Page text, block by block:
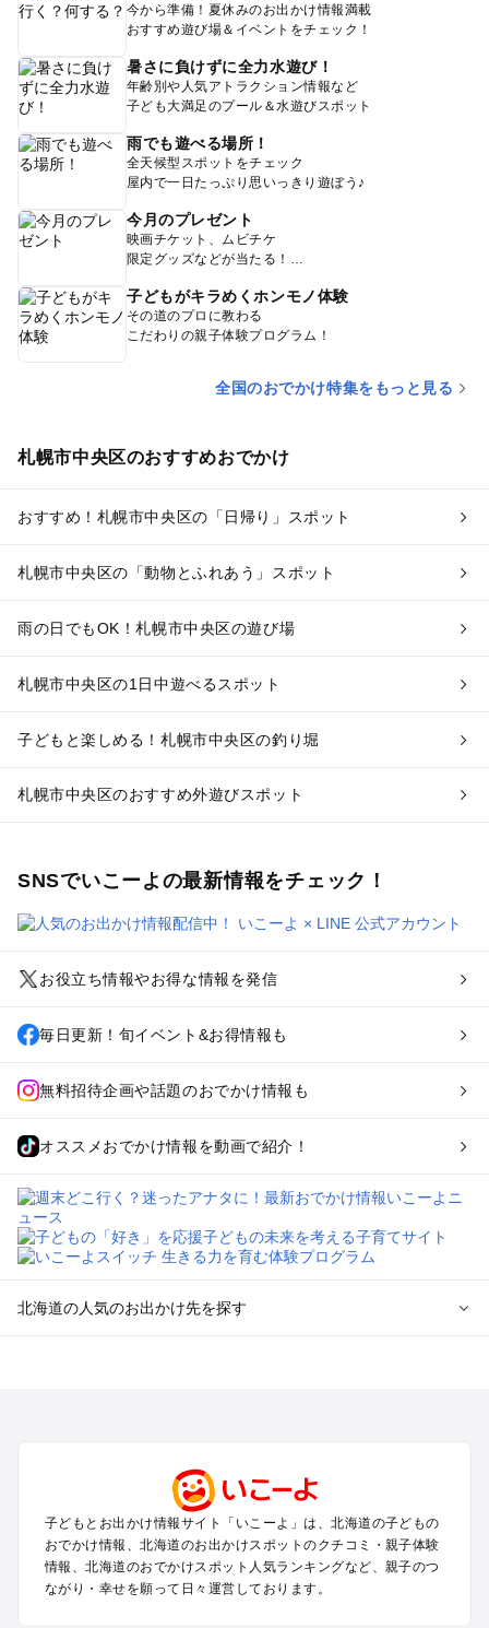
今から準備！夏休みのお出かけ情報満載
おすすめ遊び場＆イベントをチェック！
暑さに負けずに全力水遊び！
年齢別や人気アトラクション情報など
子ども大満足のプール＆水遊びスポット
雨でも遊べる場所！
全天候型スポットをチェック
屋内で一日たっぷり思いっきり遊ぼう♪
今月のプレゼント
映画チケット、ムビチケ
限定グッズなどが当たる！
子どもがキラめくホンモノ体験
その道のプロに教わる
こだわりの親子体験プログラム！
全国のおでかけ特集をもっと見る
札幌市中央区のおすすめおでかけ
おすすめ！札幌市中央区の「日帰り」スポット
札幌市中央区の「動物とふれあう」スポット
雨の日でもOK！札幌市中央区の遊び場
札幌市中央区の1日中遊べるスポット
子どもと楽しめる！札幌市中央区の釣り堀
札幌市中央区のおすすめ外遊びスポット
SNSでいこーよの最新情報をチェック！
お役立ち情報やお得な情報を発信
毎日更新！旬イベント&お得情報も
無料招待企画や話題のおでかけ情報も
オススメおでかけ情報を動画で紹介！
北海道の人気のお出かけ先を探す
函館・湯の川温泉・大沼・松前のプールお出かけ
帯広・十勝・サホロ・狩勝高原のプールお出かけ
千歳・石狩・空知・美唄のプールお出かけ
小樽・積丹・キロロのプールお出かけ
富良野・美瑛・トマム・占冠のプールお出かけ
子どもとお出かけ情報サイト「いこーよ」は、北海道の子どもの
おでかけ情報、北海道のお出かけスポットのクチコミ・親子体験
情報、北海道のおでかけスポット人気ランキングなど、親子のつ
ながり・幸せを願って日々運営しております。